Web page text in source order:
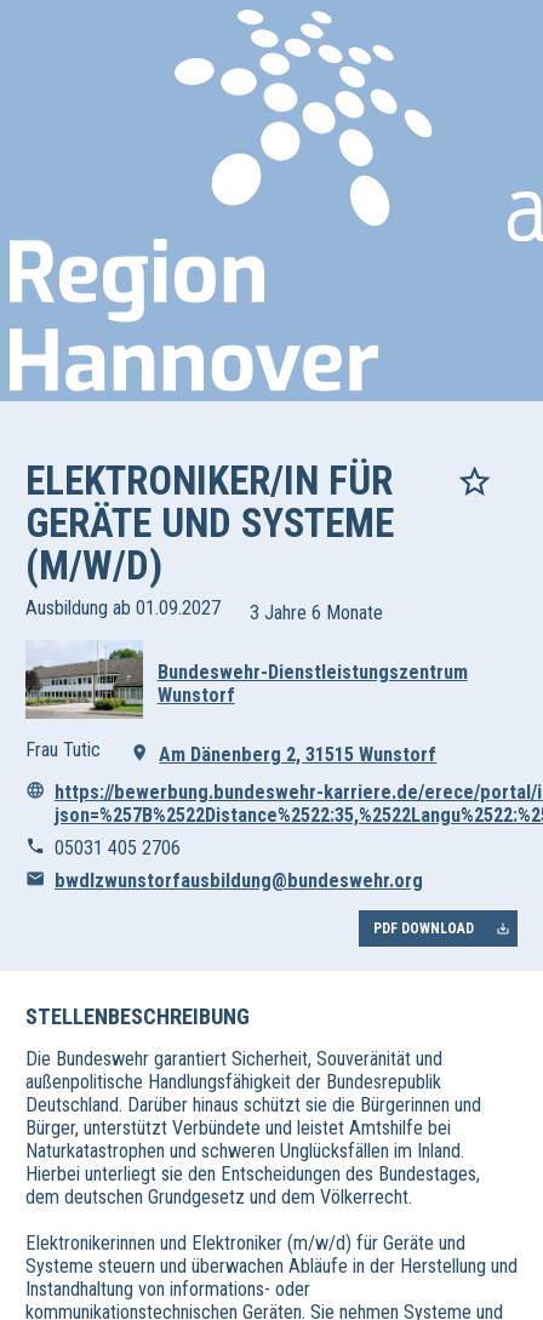
ELEKTRONIKER/IN FÜR
GERÄTE UND SYSTEME
(M/W/D)
Ausbildung ab 01.09.2027 3 Jahre 6 Monate
Bundeswehr-Dienstleistungszentrum
Wunstorf
Frau Tutic
Am Dänenberg 2, 31515 Wunstorf
https://bewerbung.bundeswehr-karriere.de/erece/
05031 405 2706
bwdlzwunstorfausbildung@bundeswehr.org
PDF DOWNLOAD
STELLENBESCHREIBUNG
Die Bundeswehr garantiert Sicherheit, Souveränität und
außenpolitische Handlungsfähigkeit der Bundesrepublik
Deutschland. Darüber hinaus schützt sie die Bürgerinnen und
Bürger, unterstützt Verbündete und leistet Amtshilfe bei
Naturkatastrophen und schweren Unglücksfällen im Inland.
Hierbei unterliegt sie den Entscheidungen des Bundestages,
dem deutschen Grundgesetz und dem Völkerrecht.
Elektronikerinnen und Elektroniker (m/w/d) für Geräte und
Systeme steuern und überwachen Abläufe in der Herstellung und
Instandhaltung von informations- oder
kommunikationstechnischen Geräten. Sie nehmen Systeme und